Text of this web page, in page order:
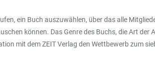
ein Buch auszuwählen, über das alle
können. Das Genre des Buchs, die Art
mit dem ZEIT Verlag den Wettbewerb zum